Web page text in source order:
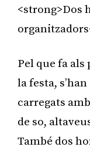
<strong>Dos
Pel que fa
la festa,
carregats
de so,
També dos